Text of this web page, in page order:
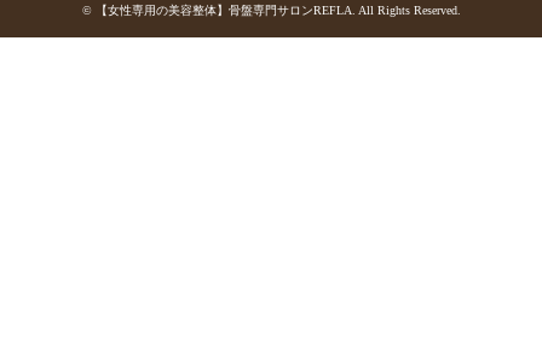
© 【女性専用の美容整体】骨盤専門サロンREFLA. All Rights Reserved.